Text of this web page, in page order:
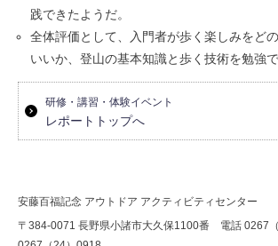
践できたようだ。
全体評価として、入門者が歩く楽しみをど
いいか、登山の基本知識と歩く技術を勉強
研修・講習・体験イベント
レポートトップへ
安藤百福記念 アウトドア アクティビティセンター
〒384-0071 長野県小諸市大久保1100番 電話 0267